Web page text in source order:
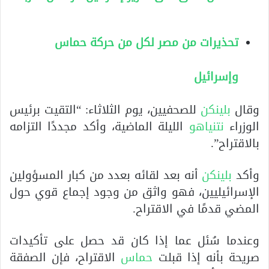
تحذيرات من مصر لكل من حركة حماس
وإسرائيل
وقال بلينكن للصحفيين، يوم الثلاثاء: “التقيت برئيس
الوزراء نتنياهو الليلة الماضية، وأكد مجددًا التزامه
بالاقتراح”.
وأكد بلينكن أنه بعد لقائه بعدد من كبار المسؤولين
الإسرائيليين، فهو واثق من وجود إجماع قوي حول
المضي قدمًا في الاقتراح.
وعندما سُئل عما إذا كان قد حصل على تأكيدات
صريحة بأنه إذا قبلت حماس الاقتراح، فإن الصفقة